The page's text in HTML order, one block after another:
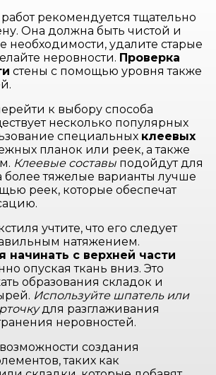
рекомендуется тщательно
Она должна быть чистой и
необходимости, удалите старые
неровности. Проверка
стены с помощью уровня также
к выбору способа
несколько популярных
специальных клеевых
планок или реек, а также
Клеевые составы подойдут для
более тяжелые варианты лучше
реек, которые обеспечат
учтите, что его следует
натяжением.
начинать с верхней части
опуская ткань вниз. Это
образования складок и
Используйте шпатель или
для разглаживания
неровностей.
создания
таких как